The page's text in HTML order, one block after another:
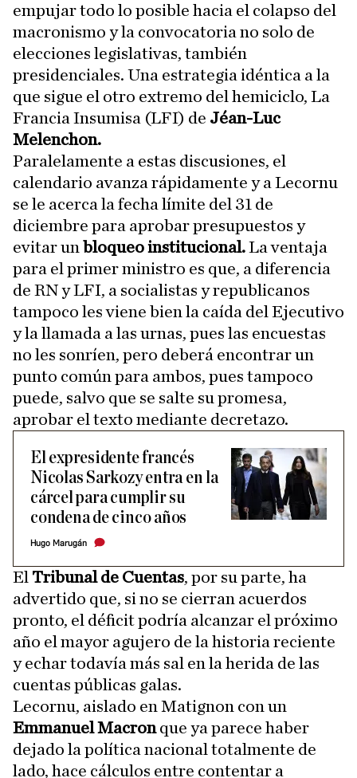
empujar todo lo posible hacia el colapso del
macronismo y la convocatoria no solo de
elecciones legislativas, también
presidenciales. Una estrategia idéntica a la
que sigue el otro extremo del hemiciclo, La
Francia Insumisa (LFI) de Jéan-Luc
Melenchon.
Paralelamente a estas discusiones, el
calendario avanza rápidamente y a Lecornu
se le acerca la fecha límite del 31 de
diciembre para aprobar presupuestos y
evitar un bloqueo institucional.La ventaja
para el primer ministro es que, a diferencia
de RN y LFI, a socialistas y republicanos
tampoco les viene bien la caída del Ejecutivo
y la llamada a las urnas, pues las encuestas
no les sonríen, pero deberá encontrar un
punto común para ambos, pues tampoco
puede, salvo que se salte su promesa,
aprobar el texto mediante decretazo.
El expresidente francés
Nicolas Sarkozy entra en la
cárcel para cumplir su
condena de cinco años
Hugo Marugán
El Tribunal de Cuentas, por su parte, ha
advertido que, si no se cierran acuerdos
pronto, el déficit podría alcanzar el próximo
año el mayor agujero de la historia reciente
y echar todavía más sal en la herida de las
cuentas públicas galas.
Lecornu, aislado en Matignon con un
Emmanuel Macronque ya parece haber
dejado la política nacional totalmente de
lado, hace cálculos entre contentar a